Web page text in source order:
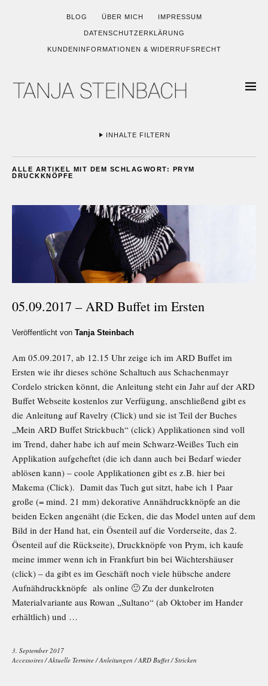
BLOG ÜBER MICH IMPRESSUM
DATENSCHUTZERKLÄRUNG
KUNDENINFORMATIONEN & WIDERRUFSRECHT
INHALTE FILTERN
ALLE ARTIKEL MIT DEM SCHLAGWORT:
PRYM
DRUCKKNÖPFE
05.09.2017 – ARD Buffet im Ersten
Veröffentlicht von Tanja Steinbach
Am 05.09.2017, ab 12.15 Uhr zeige ich im ARD Buffet im
Ersten wie ihr dieses schöne Schaltuch aus Schachenmayr
Cordelo stricken könnt, die Anleitung steht ein Jahr auf der ARD
Buffet Webseite kostenlos zur Verfügung, anschließend gibt es
die Anleitung auf Ravelry (Click) und sie ist Teil der Buches
„Mein ARD Buffet Strickbuch“ (click) Applikationen sind voll
im Trend, daher habe ich auf mein Schwarz-Weißes Tuch ein
Applikation aufgeheftet (die ich dann auch bei Bedarf wieder
ablösen kann) – coole Applikationen gibt es z.B. hier bei
Makema (Click). Damit das Tuch gut sitzt, habe ich 1 Paar
große (= mind. 21 mm) dekorative Annähdruckknöpfe an die
beiden Ecken angenäht (die Ecken, die das Model unten auf dem
Bild in der Hand hat, ein Ösenteil auf die Vorderseite, das 2.
Ösenteil auf die Rückseite), Druckknöpfe von Prym, ich kaufe
meine immer wenn ich in Frankfurt bin bei Wächtershäuser
(click) – da gibt es im Geschäft noch viele hübsche andere
Aufnähdruckknöpfe als online 🙂 Zu der dunkelroten
Materialvariante aus Rowan „Sultano“ (ab Oktober im Hander
erhältlich) und …
3. September 2017
Accessoires /Aktuelle Termine /Anleitungen /ARD Buffet /Stricken